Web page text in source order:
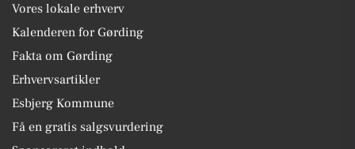
Vores lokale erhverv
Kalenderen for Gørding
Fakta om Gørding
Erhvervsartikler
Esbjerg Kommune
Få en gratis salgsvurdering